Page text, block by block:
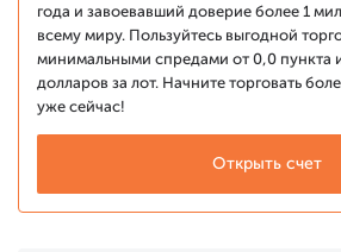
года и завоевавший доверие более 1
всему миру. Пользуйтесь выгодной
минимальными спредами от 0,0 пункта
долларов за лот. Начните торговать
уже сейчас!
Открыть счет